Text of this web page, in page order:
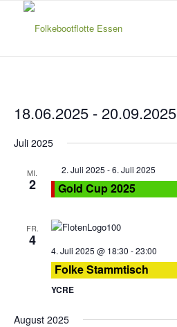
18.06.2025 - 20.09.2025
wählen.
Juli 2025
MI.
2
Empfohlen
2. Juli 2025 -6. Juli 2025
Gold Cup 2025
FR.
4
4. Juli 2025 @ 18:30 -23:00
Folke Stammtisch
YCRE
August 2025